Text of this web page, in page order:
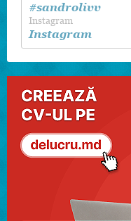
#sandrolivv
Instagram
Instagram